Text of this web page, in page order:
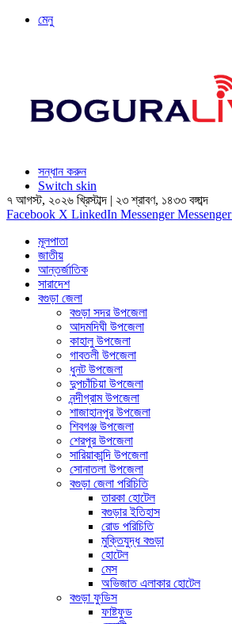
মেনু
সন্ধান করুন
Switch skin
৭ আগস্ট, ২০২৬ খ্রিস্টাব্দ | ২৩ শ্রাবণ, ১৪৩৩ বঙ্গাব্দ
Facebook X LinkedIn Messenger Messenger
মূলপাতা
জাতীয়
আন্তর্জাতিক
সারাদেশ
বগুড়া জেলা
বগুড়া সদর উপজেলা
আদমদিঘী উপজেলা
কাহালু উপজেলা
গাবতলী উপজেলা
ধুনট উপজেলা
দুপচাঁচিয়া উপজেলা
নন্দীগ্রাম উপজেলা
শাজাহানপুর উপজেলা
শিবগঞ্জ উপজেলা
শেরপুর উপজেলা
সারিয়াকান্দি উপজেলা
সোনাতলা উপজেলা
বগুড়া জেলা পরিচিতি
তারকা হোটেল
বগুড়ার ইতিহাস
রোড পরিচিতি
মুক্তিযুদ্ধ বগুড়া
হোটেল
মেস
অভিজাত এলাকার হোটেল
বগুড়া ফুডিস
ফাষ্টফুড